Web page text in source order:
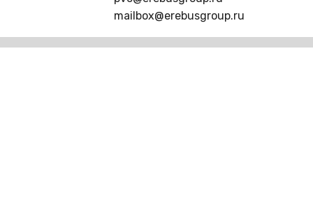
mailbox@erebusgroup.ru